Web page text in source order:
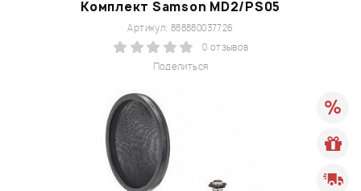
Комплект Samson MD2/PS05
Поделиться
Артикул: 888880037726
0 отзывов